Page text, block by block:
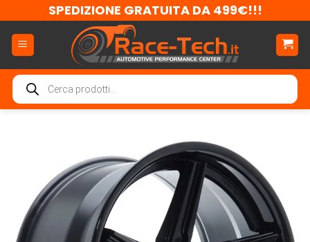
ai
contenuti
SPEDIZIONE GRATUITA DA 499€!!!
Ricerca
prodotti